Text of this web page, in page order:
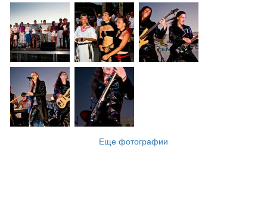
Еще фотографии